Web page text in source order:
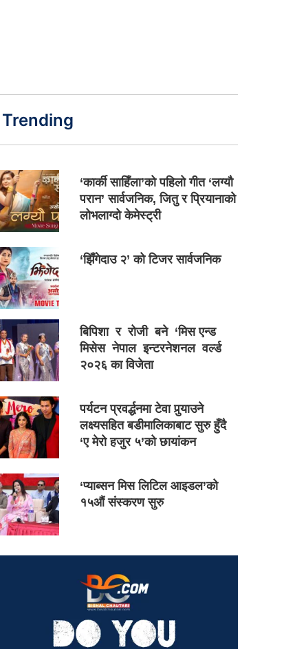
Trending
‘कार्की साहिँला’को पहिलो गीत ‘लग्यौ
परान’ सार्वजनिक, जितु र प्रियानाको
लोभलाग्दो केमेस्ट्री
‘झिँगेदाउ २’ को टिजर सार्वजनिक
बिपिशा र रोजी बने ‘मिस एन्ड
मिसेस नेपाल इन्टरनेशनल वर्ल्ड
२०२६ का विजेता
पर्यटन प्रवर्द्धनमा टेवा पुर्‍याउने
लक्ष्यसहित बडीमालिकाबाट सुरु हुँदै
‘ए मेरो हजुर ५’को छायांकन
‘प्याब्सन मिस लिटिल आइडल’को
१५औं संस्करण सुरु